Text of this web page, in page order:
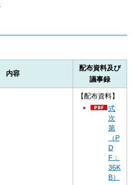
内容
配布資料及び
議事録
【配布資料】
式
次
第
（P
D
F：
36K
B）